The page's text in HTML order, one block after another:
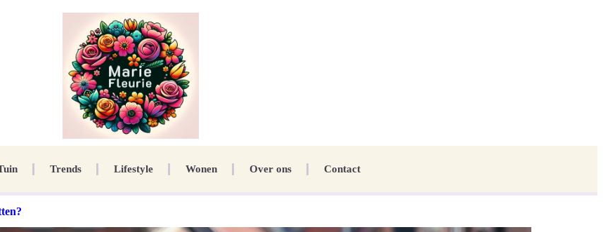
Trends Lifestyle Wonen Over ons Contact